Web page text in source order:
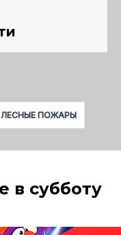
ЛЕСНЫЕ ПОЖАРЫ
в субботу